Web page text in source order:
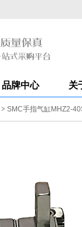
品牌中心 关
> SMC手指气缸MHZ2-